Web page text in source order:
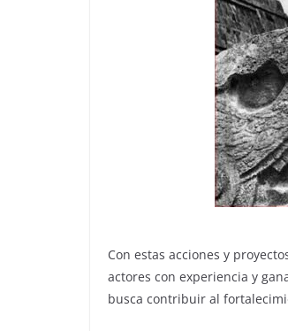
Con estas acciones y
actores con experiencia y
busca contribuir al